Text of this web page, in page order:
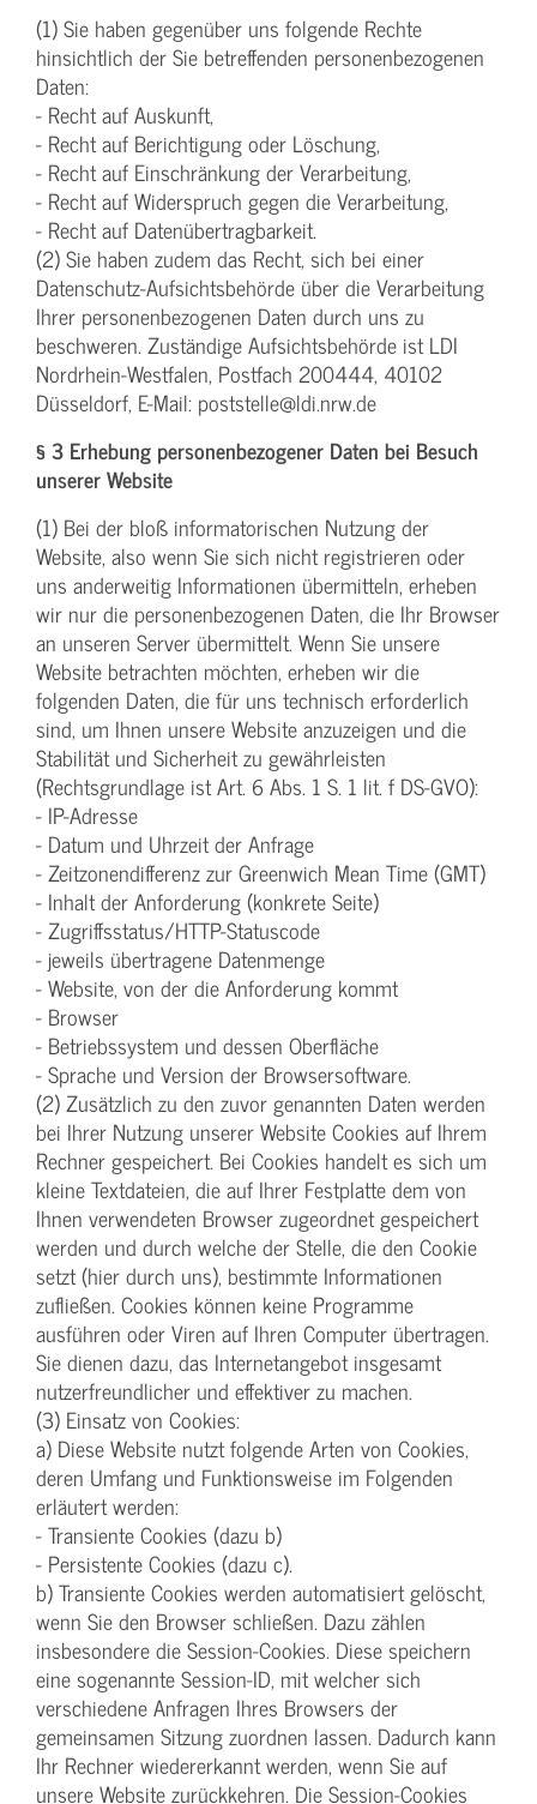
(1) Sie haben gegenüber uns folgende Rechte
hinsichtlich der Sie betreffenden personenbezogenen
Daten:
- Recht auf Auskunft,
- Recht auf Berichtigung oder Löschung,
- Recht auf Einschränkung der Verarbeitung,
- Recht auf Widerspruch gegen die Verarbeitung,
- Recht auf Datenübertragbarkeit.
(2) Sie haben zudem das Recht, sich bei einer
Datenschutz-Aufsichtsbehörde über die Verarbeitung
Ihrer personenbezogenen Daten durch uns zu
beschweren. Zuständige Aufsichtsbehörde ist LDI
Nordrhein-Westfalen, Postfach 200444, 40102
Düsseldorf, E-Mail: poststelle@ldi.nrw.de
§ 3 Erhebung personenbezogener Daten bei Besuch
unserer Website
(1) Bei der bloß informatorischen Nutzung der
Website, also wenn Sie sich nicht registrieren oder
uns anderweitig Informationen übermitteln, erheben
wir nur die personenbezogenen Daten, die Ihr Browser
an unseren Server übermittelt. Wenn Sie unsere
Website betrachten möchten, erheben wir die
folgenden Daten, die für uns technisch erforderlich
sind, um Ihnen unsere Website anzuzeigen und die
Stabilität und Sicherheit zu gewährleisten
(Rechtsgrundlage ist Art. 6 Abs. 1 S. 1 lit. f DS-GVO):
- IP-Adresse
- Datum und Uhrzeit der Anfrage
- Zeitzonendifferenz zur Greenwich Mean Time (GMT)
- Inhalt der Anforderung (konkrete Seite)
- Zugriffsstatus/HTTP-Statuscode
- jeweils übertragene Datenmenge
- Website, von der die Anforderung kommt
- Browser
- Betriebssystem und dessen Oberfläche
- Sprache und Version der Browsersoftware.
(2) Zusätzlich zu den zuvor genannten Daten werden
bei Ihrer Nutzung unserer Website Cookies auf Ihrem
Rechner gespeichert. Bei Cookies handelt es sich um
kleine Textdateien, die auf Ihrer Festplatte dem von
Ihnen verwendeten Browser zugeordnet gespeichert
werden und durch welche der Stelle, die den Cookie
setzt (hier durch uns), bestimmte Informationen
zufließen. Cookies können keine Programme
ausführen oder Viren auf Ihren Computer übertragen.
Sie dienen dazu, das Internetangebot insgesamt
nutzerfreundlicher und effektiver zu machen.
(3) Einsatz von Cookies:
a) Diese Website nutzt folgende Arten von Cookies,
deren Umfang und Funktionsweise im Folgenden
erläutert werden:
- Transiente Cookies (dazu b)
- Persistente Cookies (dazu c).
b) Transiente Cookies werden automatisiert gelöscht,
wenn Sie den Browser schließen. Dazu zählen
insbesondere die Session-Cookies. Diese speichern
eine sogenannte Session-ID, mit welcher sich
verschiedene Anfragen Ihres Browsers der
gemeinsamen Sitzung zuordnen lassen. Dadurch kann
Ihr Rechner wiedererkannt werden, wenn Sie auf
unsere Website zurückkehren. Die Session-Cookies